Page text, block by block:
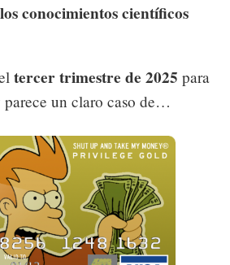
conocimientos científicos
tercer trimestre de 2025 para
un claro caso de…